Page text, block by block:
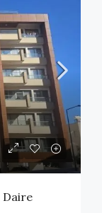
Daire